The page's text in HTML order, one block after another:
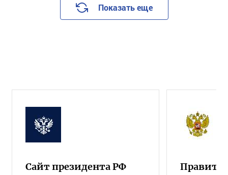
Показать еще
Сайт президента РФ